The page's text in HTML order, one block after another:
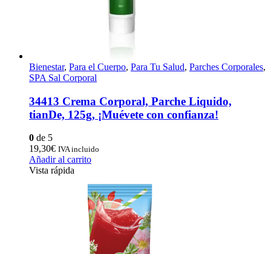
Bienestar, Para el Cuerpo, Para Tu Salud, Parches Corporales,
SPA Sal Corporal
34413 Crema Corporal, Parche Liquido,
tianDe, 125g, ¡Muévete con confianza!
0 de 5
19,30€ IVA incluido
Añadir al carrito
Vista rápida